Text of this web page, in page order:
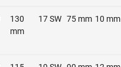
130
mm
17 SW 75 mm 10 mm